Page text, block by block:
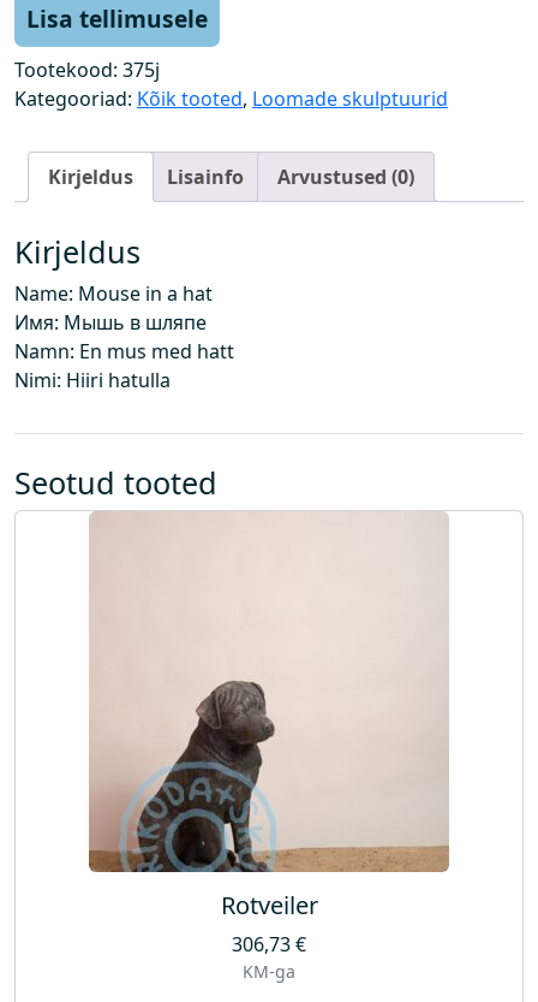
m
ü
t
a
k
o
g
u
s
Lisa tellimusele
Tootekood: 375j
Kategooriad: Kõik tooted, Loomade skulptuurid
Kirjeldus Lisainfo Arvustused (0)
Kirjeldus
Name: Mouse in a hat
Имя: Мышь в шляпе
Namn: En mus med hatt
Nimi: Hiiri hatulla
Seotud tooted
Rotveiler
306,73€
KM-ga